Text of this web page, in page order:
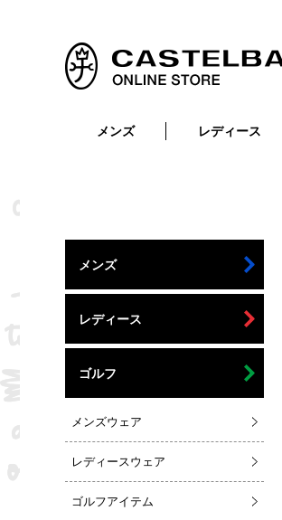
メンズ
ボトムス
バッグ
レディース
小物
バッグ
セカンド・クラッチバッグ
ビジネス・トートバッグ
靴
ゴルフアイテム
メンズ
レディース
ゴルフ
メンズウェア
レディースウェア
ゴルフアイテム